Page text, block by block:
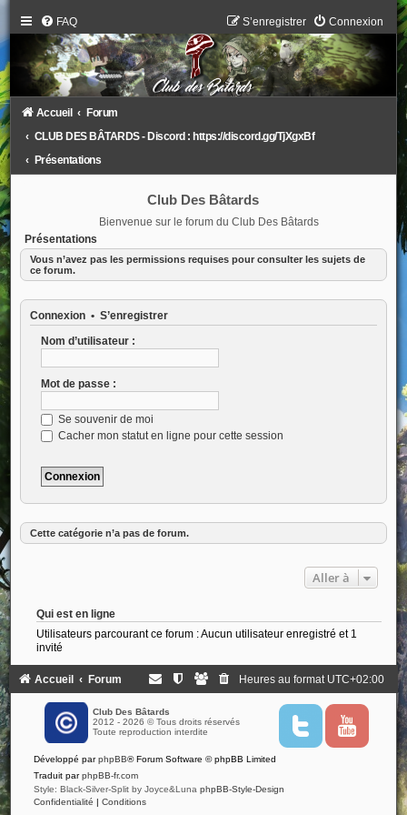
FAQ Connexion
S’enregistrer
Accueil
Forum
CLUB DES BÂTARDS - Discord : https://discord.gg/TjXgxBf
Présentations
Club Des Bâtards
Bienvenue sur le forum du Club Des Bâtards
Présentations
Vous n’avez pas les permissions requises pour consulter les sujets de
ce forum.
Connexion• S’enregistrer
Nom d’utilisateur :
Mot de passe :
Se souvenir de moi
Cacher mon statut en ligne pour cette session
Cette catégorie n’a pas de forum.
Aller à
Qui est en ligne
Utilisateurs parcourant ce forum : Aucun utilisateur enregistré et 1
invité
Accueil Forum Heures au format UTC+02:00
Club Des Bâtards
2012 - 2026 © Tous droits réservés
Toute reproduction interdite
T
i
Y
u
Développé parphpBB® Forum Software © phpBB Limited
Traduit parphpBB-fr.com
Style: Black-Silver-Split by Joyce&Luna phpBB-Style-Design
Confidentialité | Conditions